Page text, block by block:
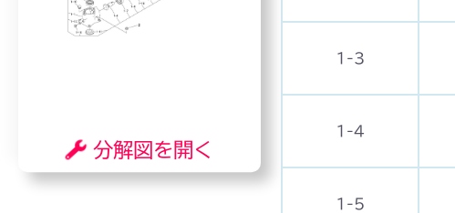
分解図を開く
1-3
1-4
1-5